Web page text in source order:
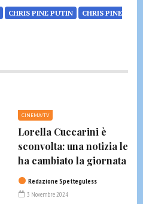
CHRIS PINE PUTIN
CHRIS PINE
CINEMA/TV
Lorella Cuccarini è
sconvolta: una notizia le
ha cambiato la giornata
Redazione Spetteguless
3 Novembre 2024